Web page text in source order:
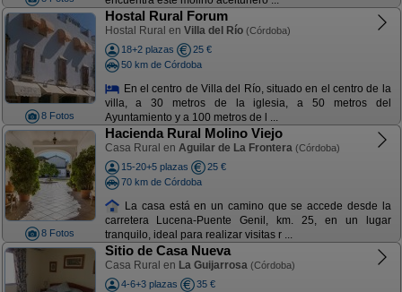
8 Fotos
Hostal Rural Forum
Hostal Rural en Villa del Río (Córdoba)
18+2 plazas
25 €
50 km de Córdoba
En el centro de Villa del Río, situado en el centro de la
villa, a 30 metros de la iglesia, a 50 metros del
Ayuntamiento y a 100 metros de l ...
8 Fotos
Hacienda Rural Molino Viejo
Casa Rural en Aguilar de La Frontera (Córdoba)
15-20+5 plazas
25 €
70 km de Córdoba
La casa está en un camino que se accede desde la
carretera Lucena-Puente Genil, km. 25, en un lugar
tranquilo, ideal para realizar visitas r ...
Sitio de Casa Nueva
Casa Rural en La Guijarrosa (Córdoba)
4-6+3 plazas
35 €